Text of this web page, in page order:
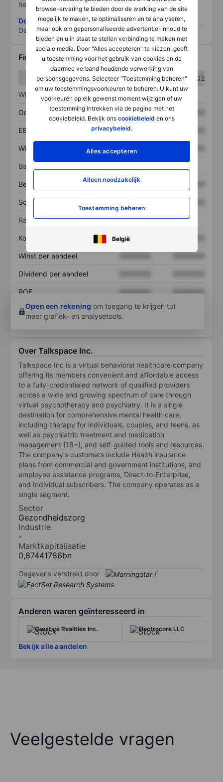
browse-ervaring te bieden door de werking van de site
mogelijk te maken, te optimaliseren en te analyseren,
maar ook om gepersonaliseerde advertentie-inhoud te
bieden en u in staat te stellen verbinding te maken met
sociale media. Door "Alles accepteren" te kiezen, geeft
u toestemming voor het gebruik van cookies en de
daarmee verband houdende verwerking van
persoonsgegevens. Selecteer "Toestemming beheren"
om uw toestemmingsvoorkeuren te beheren. U kunt uw
voorkeuren op elk gewenst moment wijzigen of uw
toestemming intrekken via de pagina met het
cookiebeleid. Bekijk ons cookiebeleid en ons
privacybeleid.
Alles accepteren
Alleen noodzakelijk
Toestemming beheren
België
het grootste risico).
Download de ESG-risicomethodologie
Data provided by
/
Financiële gegevens
Q1
Q2
Winst/verlies
Omzet XXXXXXX XXXXXXX
EBITDA XXXXXXX
Winst XXXXXXX
Balans
Bezittingen XXXXXXX
Schulden XXXXXXX
Ratio's
Koers/omzetratio XXXXXXX
Winst per aandeel
Dividend per aandeel
ROE XXXXXXX
XXXXXXX
Open een rekening om toegang te krijgen tot
meer grafiek- en analysetools.
Over Talkspace Inc.
Talkspace Inc is a virtual behavioral healthcare company
offering its members convenient and affordable access
to a fully-credentialed network of qualified providers
across a wide and growing spectrum of care through
virtual psychotherapy and psychiatry. It is a single
destination for comprehensive mental health care,
including therapy for individuals, couples, and teens, as
well as psychiatric treatment and medication
management (18+), and self-guided tools and resources.
The company's customers include Health insurance
plans from commercial and government institutions, and
employee assistance programs, Direct-to-Enterprise,
and Individual subscribers. The company operates as a
single segment.
Sector
Gezondheidszorg
Industrie
-
Marktkapitalisatie
0,87441786bn
Gegevens verstrekt door /
Anderen waren geïnteresseerd in
Creative Realities Inc. Electrocore LLC
Bekijk alle aandelen
Veelgestelde vragen